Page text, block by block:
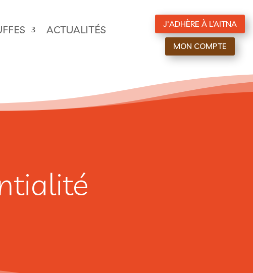
ACTUALITÉS
J'ADHÈRE À L’AITNA
MON COMPTE